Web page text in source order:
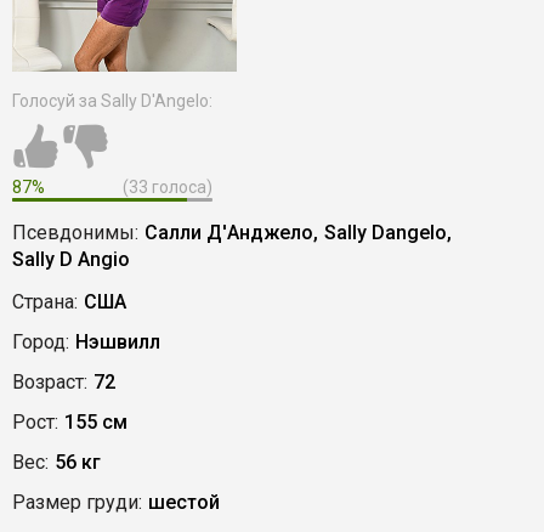
Голосуй за Sally D'Angelo:
87% (33 голоса)
Псевдонимы: Салли Д'Анджело, Sally Dangelo,
Sally D Angio
Страна: США
Город: Нэшвилл
Возраст: 72
Рост: 155 см
Вес: 56 кг
Размер груди: шестой